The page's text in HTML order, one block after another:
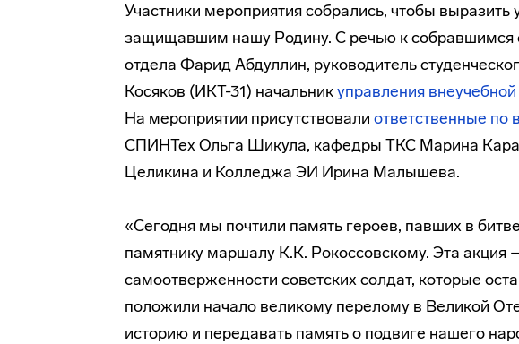
Участники мероприятия собрались, чтобы
защищавшим нашу Родину. С речью к собравшимся
отдела Фарид Абдуллин, руководитель
Косяков (ИКТ-31) начальникуправления
На мероприятии присутствовали ответственные по
СПИНТех Ольга Шикула, кафедры ТКС Марина
Целикина и Колледжа ЭИ Ирина Малышева.
«Сегодня мы почтили память героев, павших в
памятнику маршалу К.К. Рокоссовскому. Эта акция
самоотверженности советских солдат, которые
положили начало великому перелому в Великой
историю и передавать память о подвиге нашего